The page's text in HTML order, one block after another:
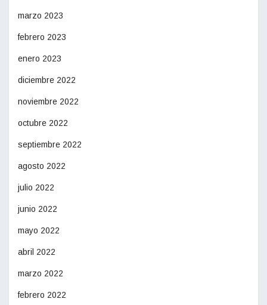
marzo 2023
febrero 2023
enero 2023
diciembre 2022
noviembre 2022
octubre 2022
septiembre 2022
agosto 2022
julio 2022
junio 2022
mayo 2022
abril 2022
marzo 2022
febrero 2022